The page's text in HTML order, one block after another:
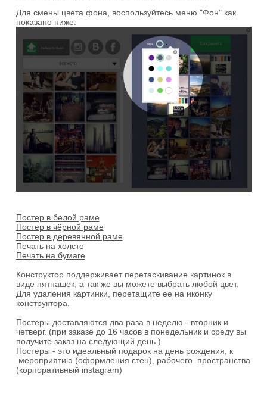
Для смены цвета фона, воспользуйтесь меню "Фон" как
показано ниже.
Постер в белой раме
Постер в чёрной раме
Постер в деревянной раме
Печать на холсте
Печать на бумаге
Конструктор поддерживает перетаскивание картинок в
виде пятнашек, а так же вы можете выбрать любой цвет.
Для удаления картинки, перетащите ее на иконку
конструктора.
Постеры доставляются два раза в неделю - вторник и
четверг. (при заказе до 16 часов в понедельник и среду вы
получите заказ на следующий день.)
Постеры - это идеальный подарок на день рождения, к
мероприятию (оформления стен), рабочего пространства
(корпоративный instagram)